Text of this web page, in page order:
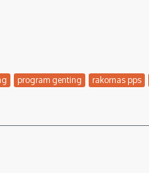
program genting rakornas pps